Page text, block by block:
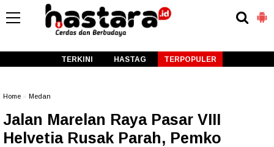
TERKINI HASTAG TERPOPULER
Home Medan
Jalan Marelan Raya Pasar VIII
Helvetia Rusak Parah, Pemko